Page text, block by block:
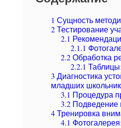
1 Сущность
2Тестирование
2.1
2.1.1
2.2Обработка
2.2.1
3 Диагностика
младших
3.1 Процедура
3.2 Подведение
4Тренировка
4.1